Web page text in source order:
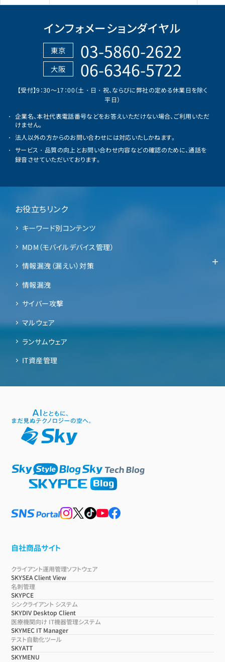
インフォメーションダイヤル
東京 03-5860-2622
大阪 06-6346-5722
【受付】9：30～17：00（土・日・祝、ならびに弊社の定める休業日を除く
平日）
企業名、本社代表電話番号などをお答えいただけない場合、ご利用いただ
けません。
法人以外の方からのお問い合わせには対応いたしかねます。
サービス・品質の向上とお問い合わせ内容などの確認のために、通話を
録音させていただいております。
お役立ちリンク
キーワード別コンテンツ
MDM（モバイルデバイス管理）
情報漏洩（漏えい）対策
情報漏洩
サイバー攻撃
マルウェア
ランサムウェア
IT資産管理
自社商品サイト
クライアント運用管理ソフトウェア
SKYSEA Client View
名刺管理
SKYPCE
シンクライアント システム
SKYDIV Desktop Client
医療機関向け IT機器管理システム
SKYMEC IT Manager
テスト自動化ツール
SKYATT
SKYMENU